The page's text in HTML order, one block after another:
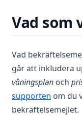
Vad som
Vad
går att inkludera
våningsplan och
supporten om du
bekräftelsemejlet.